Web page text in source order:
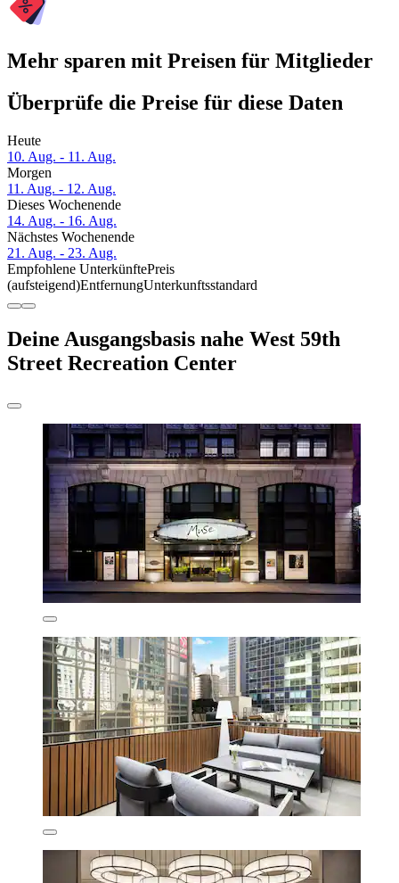
Mehr sparen mit Preisen für Mitglieder
Überprüfe die Preise für diese Daten
Heute
10. Aug. - 11. Aug.
Morgen
11. Aug. - 12. Aug.
Dieses Wochenende
14. Aug. - 16. Aug.
Nächstes Wochenende
21. Aug. - 23. Aug.
Empfohlene UnterkünftePreis
(aufsteigend)EntfernungUnterkunftsstandard
Deine Ausgangsbasis nahe West 59th
Street Recreation Center